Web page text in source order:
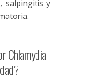
salpingitis y
Chlamydia